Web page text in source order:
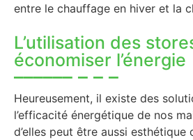
entre le chauffage en hiver et la
L’utilisation des
économiser l’énergie
Heureusement, il existe des
l’efficacité énergétique de nos
d’elles peut être aussi esthétique